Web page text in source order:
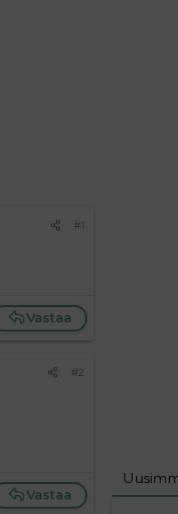
#1
Vastaa
#2
Vastaa